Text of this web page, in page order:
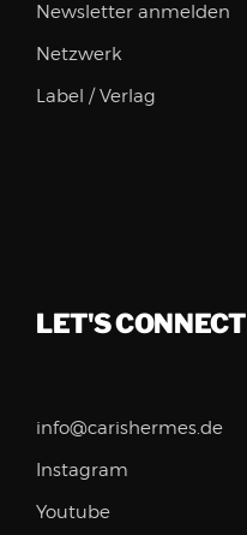
Newsletter anmelden
Netzwerk
Label / Verlag
LET'S CONNECT
info@carishermes.de
Instagram
Youtube